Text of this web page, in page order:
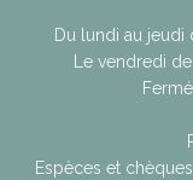
Du lundi au jeudi
Le vendredi
Espèces et